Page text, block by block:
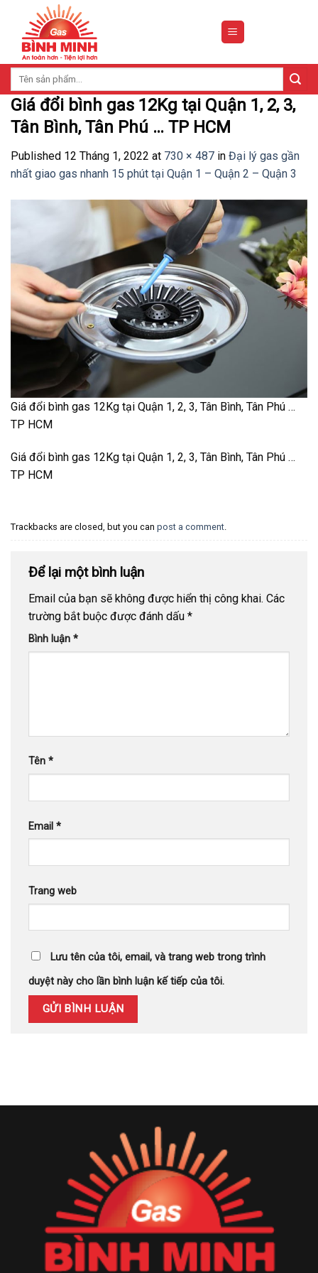
content
Giá đổi bình gas 12Kg tại Quận 1, 2, 3,
Tân Bình, Tân Phú … TP HCM
Published 12 Tháng 1, 2022 at 730 × 487 in Đại lý gas gần
nhất giao gas nhanh 15 phút tại Quận 1 – Quận 2 – Quận 3
Giá đổi bình gas 12Kg tại Quận 1, 2, 3, Tân Bình, Tân Phú …
TP HCM
Giá đổi bình gas 12Kg tại Quận 1, 2, 3, Tân Bình, Tân Phú …
TP HCM
Trackbacks are closed, but you can post a comment
Để lại một bình luận
Email của bạn sẽ không được hiển thị công khai. Các
trường bắt buộc được đánh dấu *
Bình luận *
Tên *
Email *
Trang web
Lưu tên của tôi, email, và trang web trong trình
duyệt này cho lần bình luận kế tiếp của tôi.